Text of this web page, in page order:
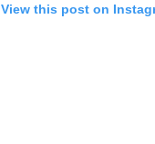
View this post on